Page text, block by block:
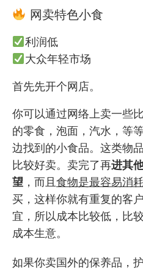
网卖特色小食
利润低
大众年轻市场
首先先开个网店。
你可以通过网络上卖一些
的零食，泡面，汽水，等
边找到的小食品。这类物
比较好卖。卖完了再进其
望 ，而且食物是最容易消耗
买，这样你就有重复的客
宜，所以成本比较低，比
成本生意。
如果你卖国外的保养品，